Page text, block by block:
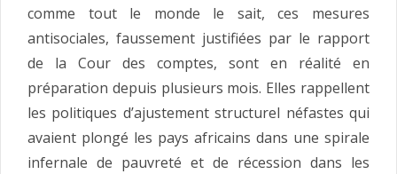
comme tout le monde le sait, ces mesures
antisociales, faussement justifiées par le rapport
de la Cour des comptes, sont en réalité en
préparation depuis plusieurs mois. Elles rappellent
les politiques d’ajustement structurel néfastes qui
avaient plongé les pays africains dans une spirale
infernale de pauvreté et de récession dans les